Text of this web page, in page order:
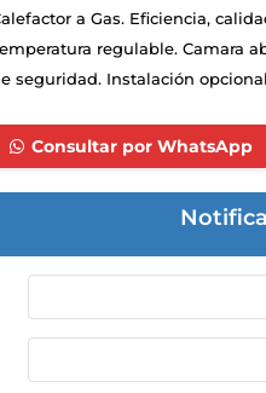
a Gas. Eficiencia,
regulable. Camara
seguridad. Instalación
Consultar por WhatsApp